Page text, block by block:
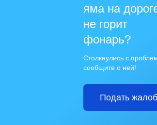
яма на
не горит
фонарь?
Столкнулись с
сообщите о ней!
Подать